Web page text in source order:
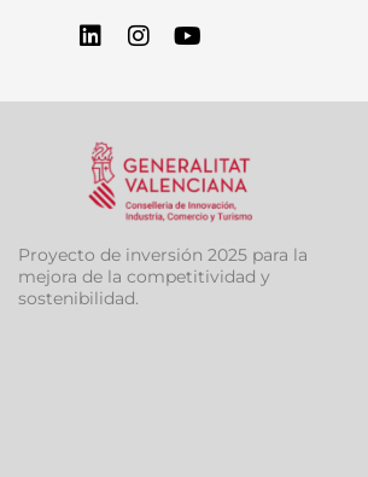
Proyecto de inversión 2025 para la
mejora de la competitividad y
sostenibilidad.